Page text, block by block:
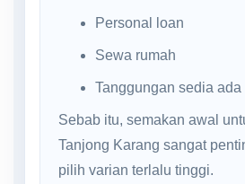
Personal loan
Sewa rumah
Tanggungan sedia ada
Sebab itu, semakan awal
Tanjong Karang sangat
pilih varian terlalu tinggi.